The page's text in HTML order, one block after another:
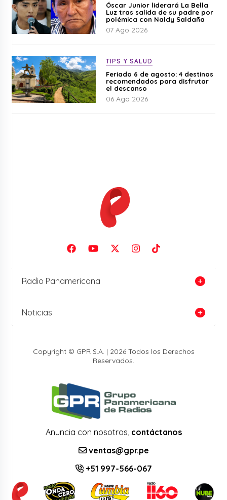
Óscar Junior liderará La Bella
Luz tras salida de su padre por
polémica con Naldy Saldaña
07 Ago 2026
TIPS Y SALUD
Feriado 6 de agosto: 4 destinos
recomendados para disfrutar
el descanso
06 Ago 2026
Radio Panamericana
Noticias
Copyright © GPR S.A. | 2026 Todos los Derechos
Reservados.
Anuncia con nosotros, contáctanos
ventas@gpr.pe
+51 997-566-067